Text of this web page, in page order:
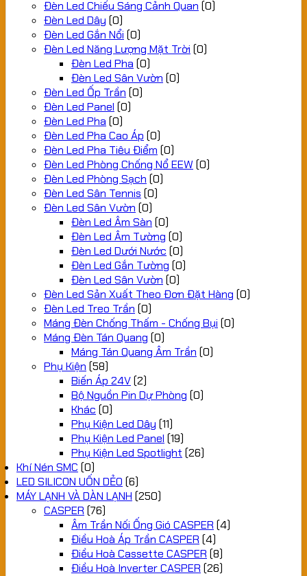
Đèn Led Chiếu Sáng Cảnh Quan (0)
Đèn Led Dây (0)
Đèn Led Gắn Nổi (0)
Đèn Led Năng Lượng Mặt Trời (0)
Đèn Led Pha (0)
Đèn Led Sân Vườn (0)
Đèn Led Ốp Trần (0)
Đèn Led Panel (0)
Đèn Led Pha (0)
Đèn Led Pha Cao Áp (0)
Đèn Led Pha Tiêu Điểm (0)
Đèn Led Phòng Chống Nổ EEW (0)
Đèn Led Phòng Sạch (0)
Đèn Led Sân Tennis (0)
Đèn Led Sân Vườn (0)
Đèn Led Âm Sàn (0)
Đèn Led Âm Tường (0)
Đèn Led Dưới Nước (0)
Đèn Led Gắn Tường (0)
Đèn Led Sân Vườn (0)
Đèn Led Sản Xuất Theo Đơn Đặt Hàng (0)
Đèn Led Treo Trần (0)
Máng Đèn Chống Thấm - Chống Bụi (0)
Máng Đèn Tán Quang (0)
Máng Tán Quang Âm Trần (0)
Phụ Kiện (58)
Biến Áp 24V(2)
Bộ Nguồn Pin Dự Phòng (0)
Khác (0)
Phụ Kiện Led Dây (11)
Phụ Kiện Led Panel (19)
Phụ Kiện Led Spotlight (26)
Khí Nén SMC (0)
LED SILICON UỐN DẺO (6)
MÁY LẠNH VÀ DÀN LẠNH (250)
CASPER (76)
Âm Trần Nối Ống Gió CASPER (4)
Điều Hoà Áp Trần CASPER (4)
Điều Hoà Cassette CASPER (8)
Điều Hoà Inverter CASPER (26)